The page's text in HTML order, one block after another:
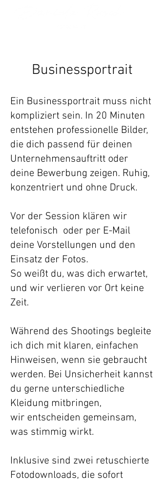
Businessportrait
Ein Businessportrait muss nicht
kompliziert sein. In 20 Minuten
entstehen professionelle Bilder,
die dich passend für deinen
Unternehmensauftritt oder
deine Bewerbung zeigen. Ruhig,
konzentriert und ohne Druck.
Vor der Session klären wir
telefonisch oder per E-Mail
deine Vorstellungen und den
Einsatz der Fotos.
So weißt du, was dich erwartet,
und wir verlieren vor Ort keine
Zeit.
Während des Shootings begleite
ich dich mit klaren, einfachen
Hinweisen, wenn sie gebraucht
werden. Bei Unsicherheit kannst
du gerne unterschiedliche
Kleidung mitbringen,
wir entscheiden gemeinsam,
was stimmig wirkt.
Inklusive sind zwei retuschierte
Fotodownloads, die sofort